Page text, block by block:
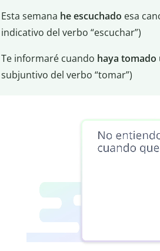
Esta semana he escuchado esa
indicativo del verbo “escuchar”)
Te informaré cuando haya tomado
subjuntivo del verbo “tomar”)